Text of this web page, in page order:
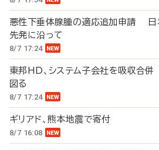
悪性下垂体腺腫の適応追加申請 日
先発に沿って
8/7 17:24
東邦HD、システム子会社を吸収合
図る
8/7 17:24
ギリアド、熊本地震で寄付
8/7 16:08